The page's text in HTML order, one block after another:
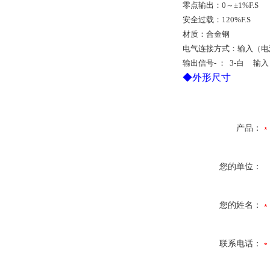
零点输出： 0 ～ ±1%F.S
安全过载 ： 120%F.S
材质：合金钢
电气连接方式：输入（
输出信号- ： 3-白 输
◆外形尺寸
产品：
您的单位：
您的姓名：
联系电话：